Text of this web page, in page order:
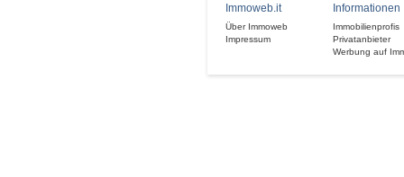
Immoweb.it
Über Immoweb
Impressum
Informationen
Immobilienprofis
Privatanbieter
Werbung auf